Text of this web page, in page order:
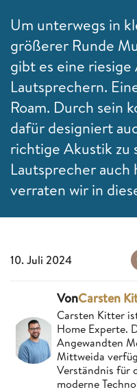
Um unterwegs in
größerer Runde
gibt es eine
Lautsprechern.
Roam. Durch sein
dafür designiert
richtige Akustik zu
Lautsprecher auch
verraten wir in
10. Juli 2024
VonCarsten
Carsten Kitter
Home Experte.
Angewandten
Mittweida
Verständnis für
moderne